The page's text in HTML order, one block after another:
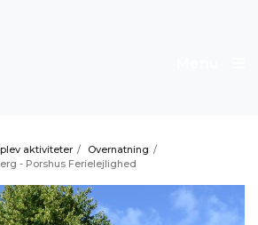
aktiviteter / Overnatning /
- Porshus Ferielejlighed